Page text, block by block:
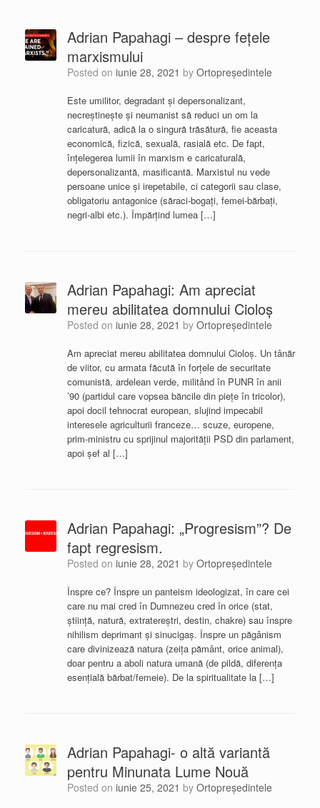
Adrian Papahagi – despre fețele
marxismului
Posted on iunie 28, 2021 by Ortopreședintele
Este umilitor, degradant și depersonalizant,
necreștinește și neumanist să reduci un om la
caricatură, adică la o singură trăsătură, fie aceasta
economică, fizică, sexuală, rasială etc. De fapt,
înțelegerea lumii în marxism e caricaturală,
depersonalizantă, masificantă. Marxistul nu vede
persoane unice și irepetabile, ci categorii sau clase,
obligatoriu antagonice (săraci-bogați, femei-bărbați,
negri-albi etc.). Împărțind lumea […]
Adrian Papahagi: Am apreciat
mereu abilitatea domnului Cioloș
Posted on iunie 28, 2021 by Ortopreședintele
Am apreciat mereu abilitatea domnului Cioloș. Un tânăr
de viitor, cu armata făcută în forțele de securitate
comunistă, ardelean verde, militând în PUNR în anii
’90 (partidul care vopsea băncile din piețe în tricolor),
apoi docil tehnocrat european, slujind impecabil
interesele agriculturii franceze… scuze, europene,
prim-ministru cu sprijinul majorității PSD din parlament,
apoi șef al […]
Adrian Papahagi: „Progresism”? De
fapt regresism.
Posted on iunie 28, 2021 by Ortopreședintele
Înspre ce? Înspre un panteism ideologizat, în care cei
care nu mai cred în Dumnezeu cred în orice (stat,
știință, natură, extratereștri, destin, chakre) sau înspre
nihilism deprimant și sinucigaș. Înspre un păgânism
care divinizează natura (zeița pământ, orice animal),
doar pentru a aboli natura umană (de pildă, diferența
esențială bărbat/femeie). De la spiritualitate la […]
Adrian Papahagi- o altă variantă
pentru Minunata Lume Nouă
Posted on iunie 25, 2021 by Ortopreședintele